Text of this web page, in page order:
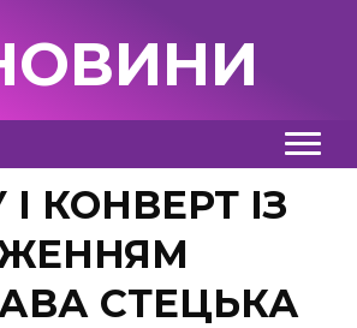
КОНВЕРТ ІЗ
СТЕЦЬКА